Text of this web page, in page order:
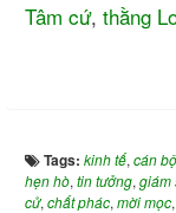
Tâm cứ, thằng
Tags: kinh tế, cán bộ
hẹn hò, tin tưởng, giám
cử, chất phác, mời mọc,